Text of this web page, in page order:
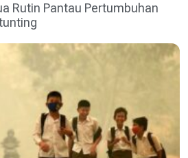
Rutin Pantau Pertumbuhan